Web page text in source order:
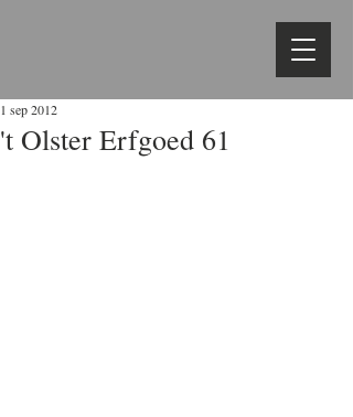
't Olster Erfgoed 61
1 sep 2012